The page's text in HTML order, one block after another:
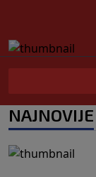
NAJNOVIJE